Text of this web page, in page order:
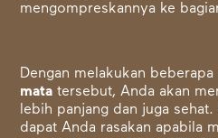
mengompreskannya ke
Dengan melakukan beberapa
mata tersebut, Anda akan
lebih panjang dan juga sehat.
dapat Anda rasakan apabila